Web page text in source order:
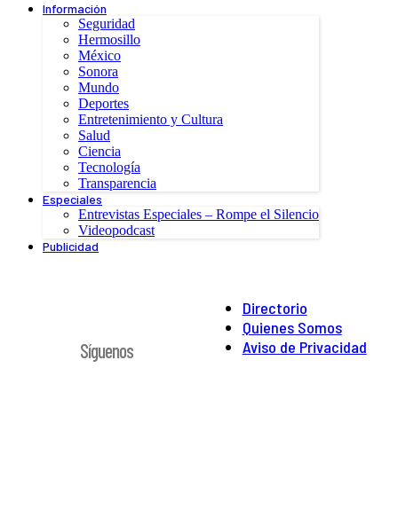
Información
Seguridad
Hermosillo
México
Sonora
Mundo
Deportes
Entretenimiento y Cultura
Salud
Ciencia
Tecnología
Transparencia
Especiales
Entrevistas Especiales – Rompe el Silencio
Videopodcast
Publicidad
Directorio
Quienes Somos
Aviso de Privacidad
Síguenos